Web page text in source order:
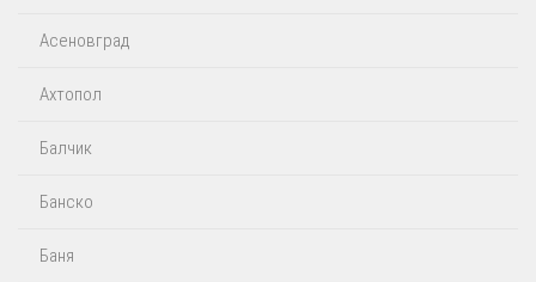
Асеновград
Ахтопол
Балчик
Банско
Баня